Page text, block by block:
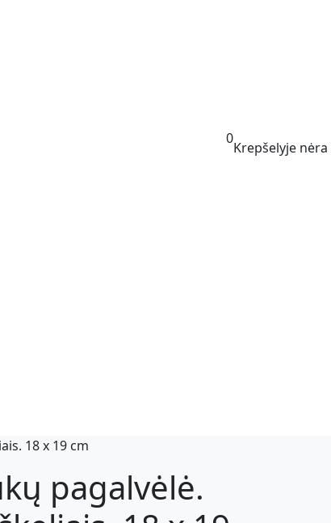
0
Krepšelyje
18 x 19 cm
pagalvėlė.